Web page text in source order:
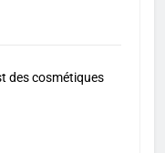
des cosmétiques